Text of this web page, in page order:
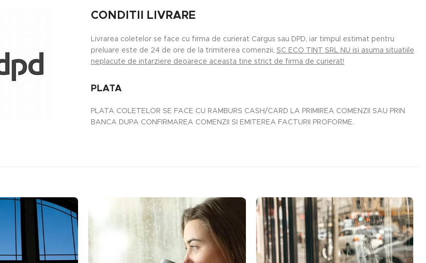
CONDITII LIVRARE
Livrarea coletelor se face cu firma de curierat Cargus sau DPD, iar timpul estimat pentru
preluare este de 24 de ore de la trimiterea comenzii, SC ECO TINT SRL NU isi asuma situatiile
neplacute de intarziere deoarece aceasta tine strict de firma de curierat!
PLATA
PLATA COLETELOR SE FACE CU RAMBURS CASH/CARD LA PRIMIREA COMENZII SAU PRIN
BANCA DUPA CONFIRMAREA COMENZII SI EMITEREA FACTURII PROFORME.